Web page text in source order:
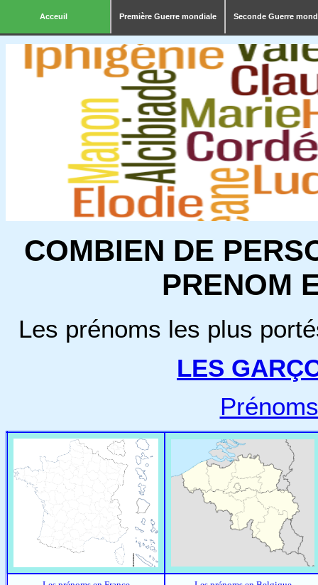
Acceuil Première Guerre mondiale Seconde Guerre
COMBIEN DE
PRENOM
Les prénoms les plus
LES